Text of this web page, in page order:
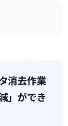
消去作業
」ができ